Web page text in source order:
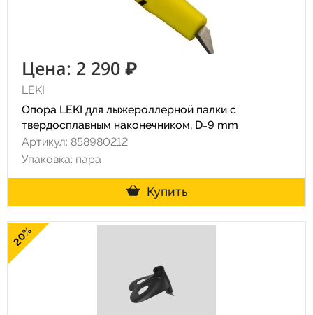
Цена: 2 290 ₽
LEKI
Опора LEKI для лыжероллерной палки с
твердосплавным наконечником, D=9 mm
Артикул: 858980212
Упаковка: пара
Купить
20%